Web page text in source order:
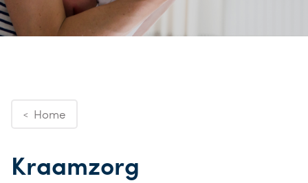
< Home
Kraamzorg